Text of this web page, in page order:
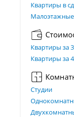
Квартиры в
Малоэтажные
Квартиры за
Квартиры за
Студии